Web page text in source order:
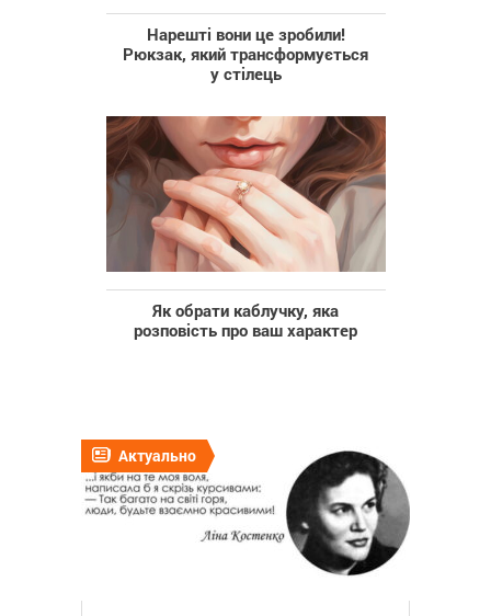
Нарешті вони це зробили!
Рюкзак, який трансформується
у стілець
Як обрати каблучку, яка
розповість про ваш характер
Актуально